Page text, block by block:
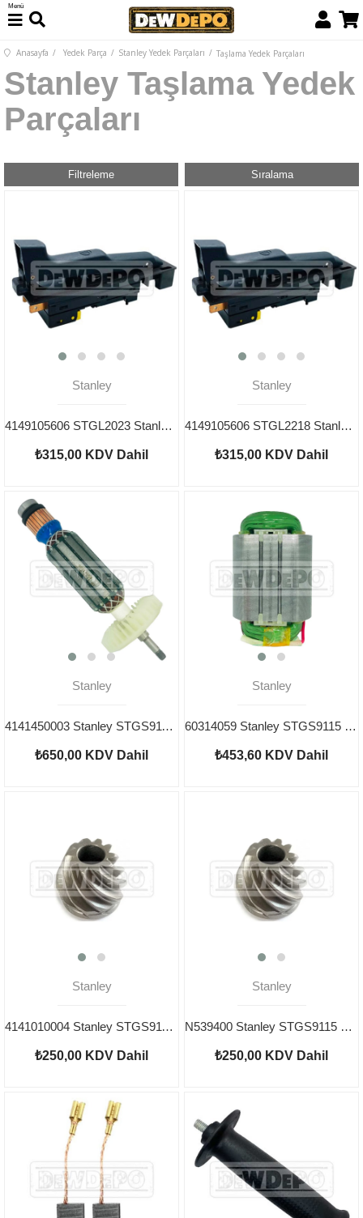
Menü
Anasayfa Yedek Parça Stanley Yedek Parçaları Taşlama Yedek Parçaları
Stanley Taşlama Yedek
Parçaları
Filtreleme Sıralama
Stanley
4149105606 STGL2023 Stanley Şalter
₺315,00 KDV Dahil
Stanley
4149105606 STGL2218 Stanley Şalter
₺315,00 KDV Dahil
Stanley
4141450003 Stanley STGS9115 (Type 1) Endüvi
₺650,00 KDV Dahil
Stanley
60314059 Stanley STGS9115 Yastık
₺453,60 KDV Dahil
Stanley
4141010004 Stanley STGS9115 Pinyon Dişli
₺250,00 KDV Dahil
Stanley
N539400 Stanley STGS9115 Pinyon
₺250,00 KDV Dahil